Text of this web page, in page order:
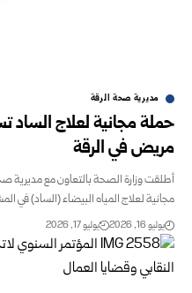
مديرية صحة الرقة
مريض في الرقة
أطلقت وزارة الصحة بالتعاون مع مديرية
مجانية لعلاج المياه البيضاء (الساد) في
يوليو 16, 2026 يوليو 17, 2026